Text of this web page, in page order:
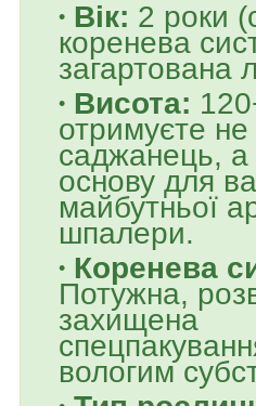
Вік: 2 роки
коренева
загартована
Висота:
отримуєте не
саджанець, а
основу для
майбутньої
шпалери.
Коренева
Потужна,
захищена
вологим